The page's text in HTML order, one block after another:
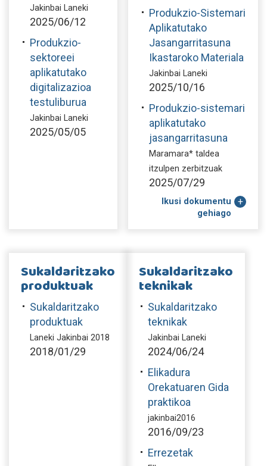
Jakinbai Laneki
2025/06/12
Produkzio-
sektoreei
aplikatutako
digitalizazioa
testuliburua
Jakinbai Laneki
2025/05/05
Produkzio-Sistemari
Aplikatutako
Jasangarritasuna
Ikastaroko Materiala
Jakinbai Laneki
2025/10/16
Produkzio-sistemari
aplikatutako
jasangarritasuna
Maramara* taldea
itzulpen zerbitzuak
2025/07/29
Ikusi dokumentu
gehiago
Sukaldaritzako
produktuak
Sukaldaritzako
produktuak
Laneki Jakinbai 2018
2018/01/29
Sukaldaritzako
teknikak
Sukaldaritzako
teknikak
Jakinbai Laneki
2024/06/24
Elikadura
Orekatuaren Gida
praktikoa
jakinbai2016
2016/09/23
Errezetak